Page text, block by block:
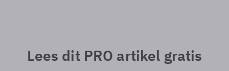
Lees dit PRO artikel gratis